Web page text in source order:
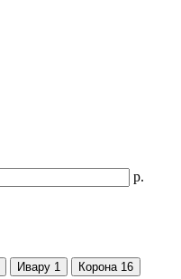
р.
Ивару 1 Корона 16